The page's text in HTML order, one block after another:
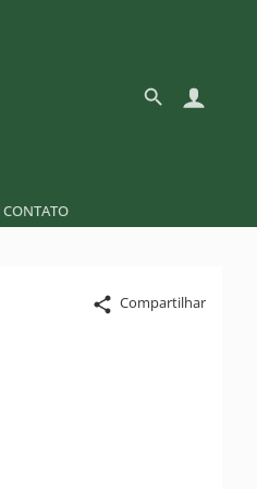
CONTATO
Compartilhar